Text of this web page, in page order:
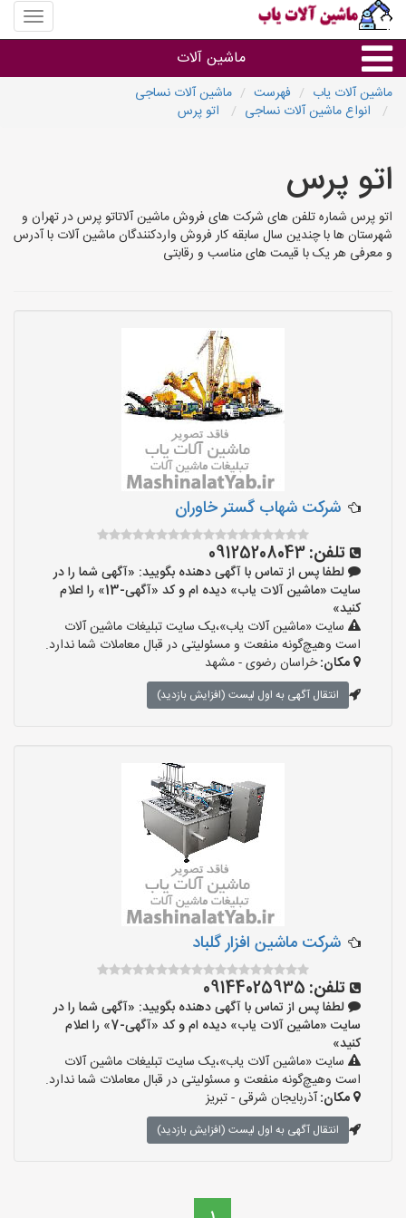
منوی
سایت
آلات
ماشین آلات
ماشین آلات
ماشین آلات
ماشین آلات یاب فهرست
ماشین آلات نساجی
انواع ماشین آلات نساجی
اتو پرس
اتو پرس
اتو پرس شماره تلفن های شرکت های فروش ماشین آلاتاتو پرس در تهران و
شهرستان ها با چندین سال سابقه کار فروش واردکنندگان ماشین آلات با آدرس
و معرفی هر یک با قیمت های مناسب و رقابتی
شرکت شهاب گستر خاوران
تلفن:09125208043
لطفا پس از تماس با آگهی دهنده بگویید: «آگهی شما را در
سایت «ماشین آلات یاب» دیده ام و کد «آگهی-13» را اعلام
کنید»
سایت «ماشین آلات یاب»،یک سایت تبلیغات ماشین آلات
است وهیچ‌گونه منفعت و مسئولیتی در قبال معاملات شما ندارد.
مکان:خراسان رضوی - مشهد
انتقال آگهی به اول لیست (افزایش بازدید)
شرکت ماشین افزار گلباد
تلفن: 09144025935
لطفا پس از تماس با آگهی دهنده بگویید: «آگهی شما را در
سایت «ماشین آلات یاب» دیده ام و کد «آگهی-7» را اعلام
کنید»
سایت «ماشین آلات یاب»،یک سایت تبلیغات ماشین آلات
است وهیچ‌گونه منفعت و مسئولیتی در قبال معاملات شما ندارد.
مکان:آذربایجان شرقی - تبریز
انتقال آگهی به اول لیست (افزایش بازدید)